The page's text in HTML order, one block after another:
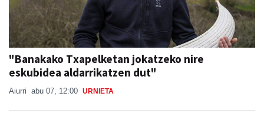
"Banakako Txapelketan jokatzeko nire
eskubidea aldarrikatzen dut"
Aiurri abu 07, 12:00 URNIETA